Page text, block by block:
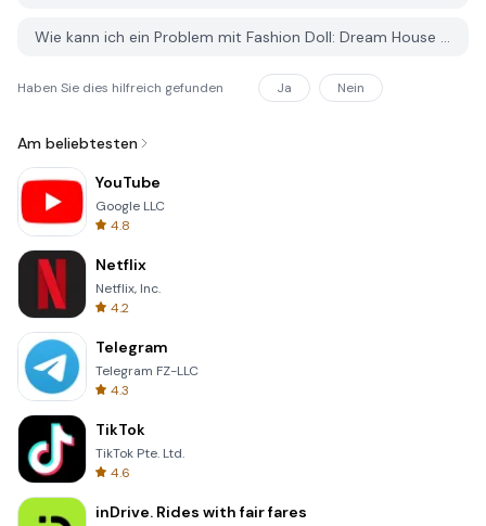
Wie kann ich ein Problem mit Fashion Doll: Dream House Life auf PGYER APK HUB melden?
Haben Sie dies hilfreich gefunden Ja Nein
Am beliebtesten
YouTube
Google LLC
4.8
Netflix
Netflix, Inc.
4.2
Telegram
Telegram FZ-LLC
4.3
TikTok
TikTok Pte. Ltd.
4.6
inDrive. Rides with fair fares